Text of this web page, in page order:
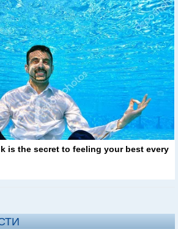
is the secret to feeling your best every